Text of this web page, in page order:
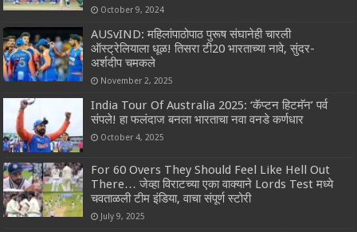
October 9, 2024
AUSvIND: महिलांपाठोपाठ पुरूष संघानेही चारली
ऑस्ट्रेलियाला धूळ! तिसरा टी20 भारताच्या नावे, सुंदर-
अर्शदीप चमकले
November 2, 2025
India Tour Of Australia 2025: ‘कॅप्टन हिटमॅन’ पर्व
संपले! हा फलंदाज बनला भारताचा नवा वनडे कर्णधार
October 4, 2025
For 60 Overs They Should Feel Like Hell Out
There… जेव्हा विराटच्या एका वाक्याने Lords Test मध्ये
चवताळली टीम इंडिया, वाचा संपूर्ण स्टोरी
July 9, 2025